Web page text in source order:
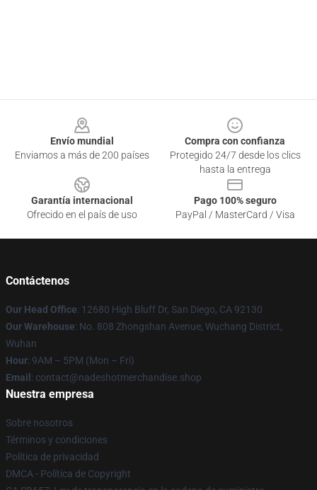
Envío mundial
Enviamos a más de 200 países
Compra con confianza
Protegido 24/7 desde los clics
hasta la entrega
Garantía internacional
Ofrecido en el país de uso
Pago 100% seguro
PayPal / MasterCard / Visa
Contáctenos
Our Head Office: 12680 High Bluff Dr, San Diego, CA 92130
Our Warehouse: No. 808 Zhongshan Avenue, Wuchang District,
Wuhan
Hour: 9AM – 5PM (Mon – Fri)
Email : contact@nadeshotmerchandise.shop
Nuestra empresa
Sobre nosotros
Términos y condiciones
Política de privacidad
DMCA - Política de Copyright